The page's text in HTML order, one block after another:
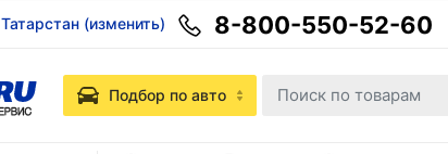
Татарстан (изменить) 8-800-550-52-60
Подбор по авто